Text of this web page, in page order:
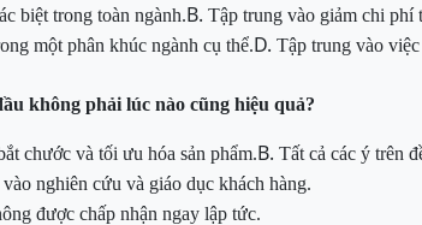
biệt trong toàn ngành.B. Tập trung vào giảm chi phí
một phân khúc ngành cụ thể.D. Tập trung vào
không phải lúc nào cũng hiệu quả?
chước và tối ưu hóa sản phẩm.B. Tất cả các ý trên
nghiên cứu và giáo dục khách hàng.
được chấp nhận ngay lập tức.